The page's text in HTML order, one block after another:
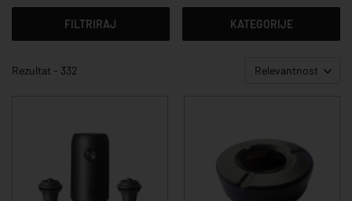
FILTRIRAJ KATEGORIJE
Rezultat - 332 Relevantnost